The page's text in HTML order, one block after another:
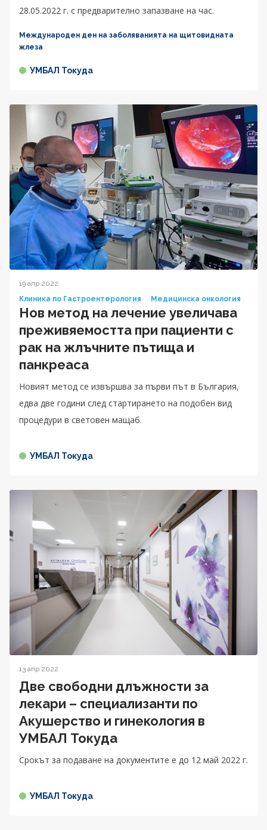
28.05.2022 г. с предварително запазване на час.
Международен ден на заболяванията на щитовидната
жлеза
УМБАЛ Токуда
19 апр 2022
Клиника по Гастроентерология
Медицинска онкология
Нов метод на лечение увеличава
преживяемостта при пациенти с
рак на жлъчните пътища и
панкреаса
Новият метод се извършва за първи път в България,
едва две години след стартирането на подобен вид
процедури в световен мащаб.
УМБАЛ Токуда
13 апр 2022
Две свободни длъжности за
лекари – специализанти по
Акушерство и гинекология в
УМБАЛ Токуда
Срокът за подаване на документите е до 12 май 2022 г.
УМБАЛ Токуда